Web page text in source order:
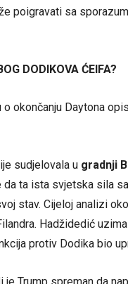
poigravati sa
DODIKOVA ĆEIFA?
o okončanju Daytona
sudjelovala u gradnji
ta ista svjetska sila
stav. Cijeloj analizi
Hadžidedić
protiv Dodika bio